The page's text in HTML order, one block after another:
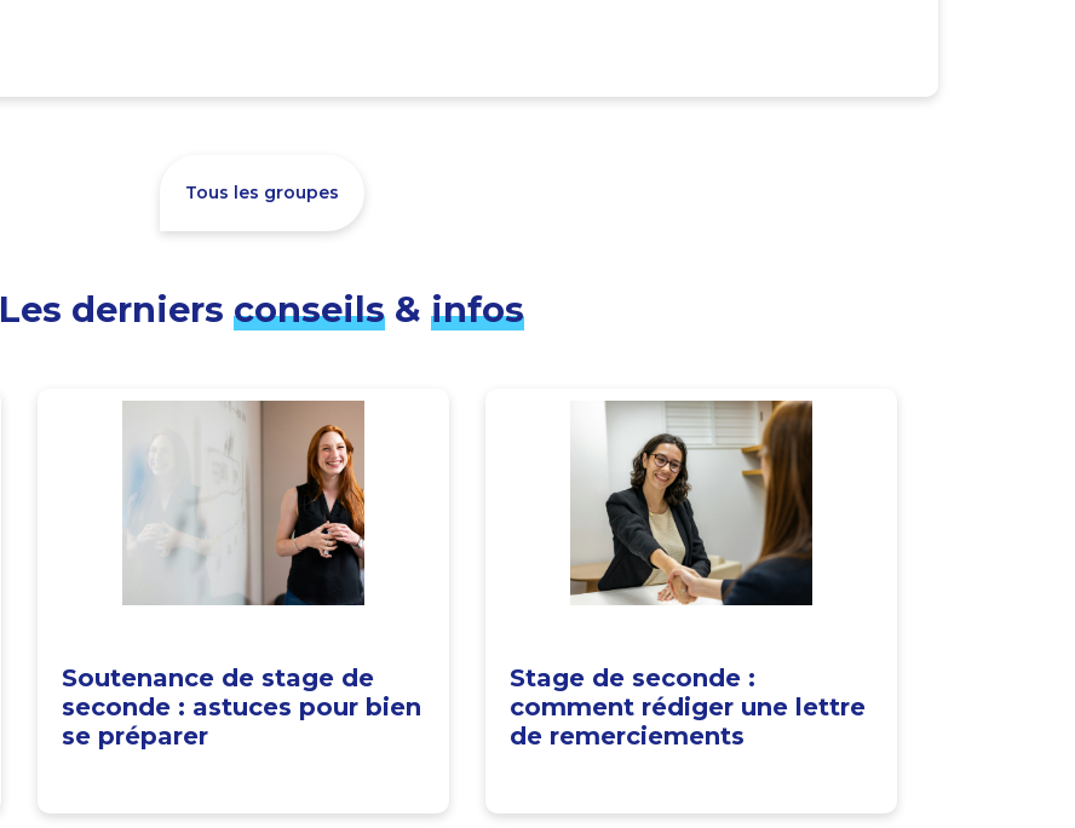
Tous les groupes
Les derniers conseils & infos
Soutenance de stage de
seconde : astuces pour bien
se préparer
Stage de seconde :
comment rédiger une lettre
de remerciements